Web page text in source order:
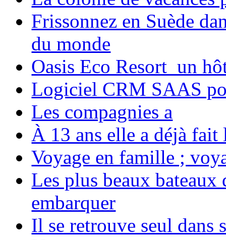
Frissonnez en Suède
du monde
Oasis Eco Resort un
Logiciel CRM SAAS
Les compagnies a
À 13 ans elle a déjà
Voyage en famille ;
Les plus beaux bateaux
embarquer
Il se retrouve seul dans